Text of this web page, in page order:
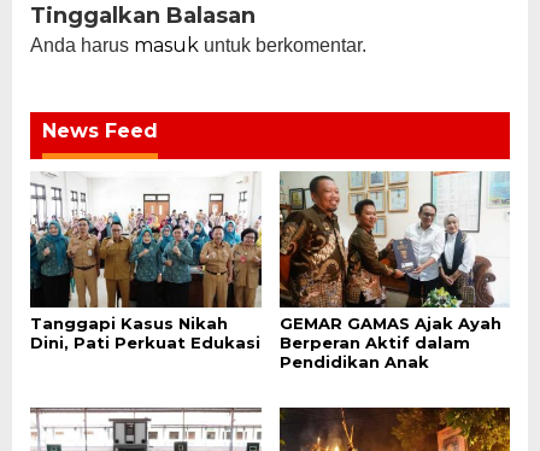
Tinggalkan Balasan
Anda harus masuk untuk berkomentar.
News Feed
Tanggapi Kasus Nikah
Dini, Pati Perkuat Edukasi
GEMAR GAMAS Ajak Ayah
Berperan Aktif dalam
Pendidikan Anak